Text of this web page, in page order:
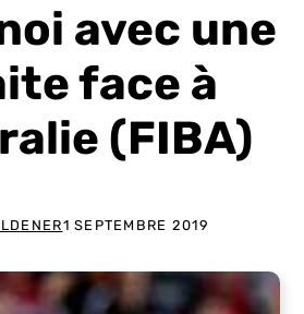
avec une
face à
(FIBA)
1 SEPTEMBRE 2019